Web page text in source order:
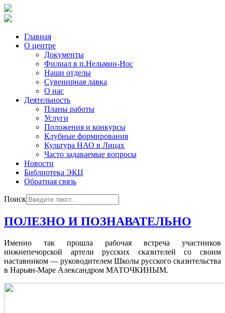
Главная
О центре
Документы
Филиал в п.Нельмин-Нос
Наши отделы
Сувенирная лавка
О нас
Деятельность
Планы работы
Услуги
Положения и конкурсы
Клубные формирования
Культура НАО в Лицах
Часто задаваемые вопросы
Новости
Библиотека ЭКЦ
Обратная связь
Поиск
ПОЛЕЗНО И ПОЗНАВАТЕЛЬНО
Именно так прошла рабочая встреча участников
нижнепечорской артели русских сказителей со своим
наставником — руководителем Школы русского сказительства
в Нарьян-Маре Александром МАТОЧКИНЫМ.